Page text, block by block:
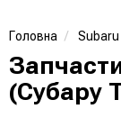
Головна Subaru
(Субару